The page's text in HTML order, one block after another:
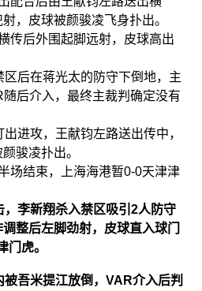
，皮球被颜骏凌飞身扑出。
传后外围起脚远射，皮球高出
后在蒋光太的防守下倒地，主
后介入，最终主裁判确定没有
进攻，王献钧左路送出传中，
骏凌扑出。
场结束，上海海港暂0-0天津津
李新翔杀入禁区吸引2人防守
整后左脚劲射，皮球直入球门
门虎。
吾米提江放倒，VAR介入后判